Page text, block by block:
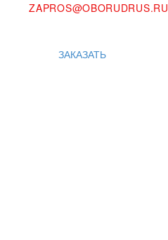
ZAPROS@OBORUDRUS.RU
ЗАКАЗАТЬ